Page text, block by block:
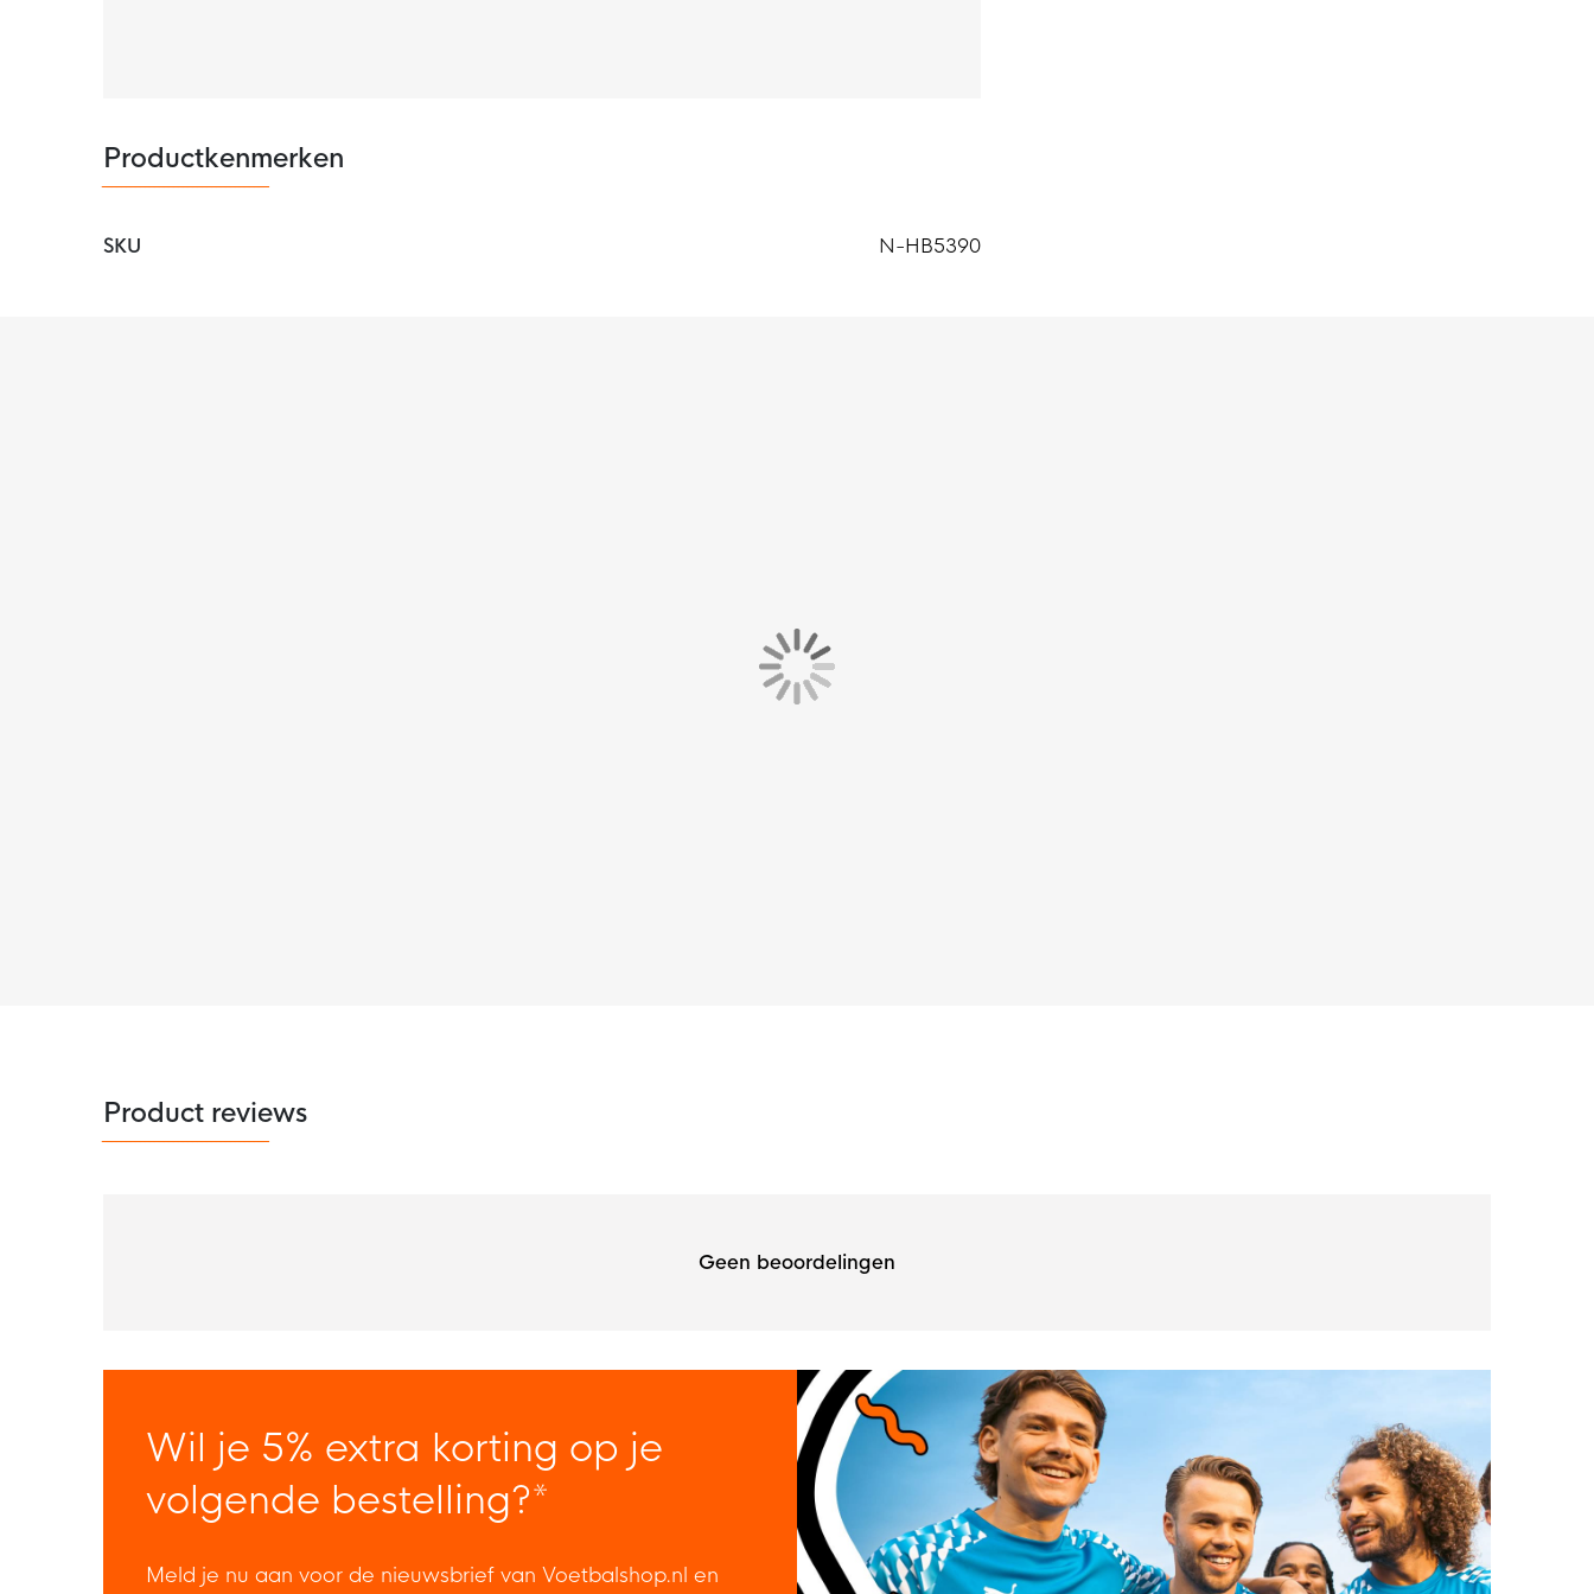
Productkenmerken
SKU N-HB5390
Product reviews
Geen beoordelingen
Wil je 5% extra korting op je
volgende bestelling?*
Meld je nu aan voor de nieuwsbrief van Voetbalshop.nl en